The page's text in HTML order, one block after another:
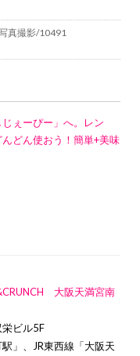
真撮影/10491
ぇーぴー」へ。レン
どん使おう！簡単+美味
大阪天満宮南
ビル5F
」、JR東西線「大阪天